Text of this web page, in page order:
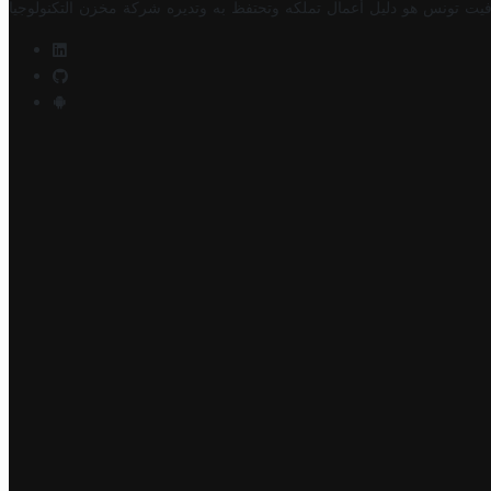
تونس هو دليل أعمال تملكه وتحتفظ به وتديره شركة مخزن التكنولوجيا